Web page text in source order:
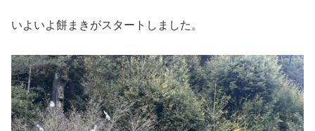
いよいよ餅まきがスタートしました。